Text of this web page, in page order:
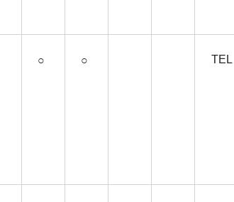
○ ○ TEL